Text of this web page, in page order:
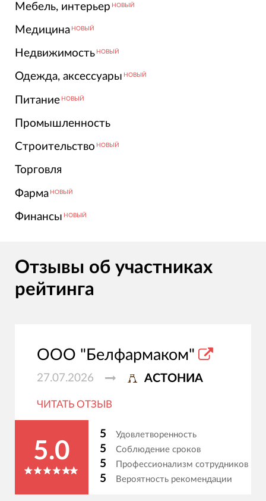
Мебель, интерьер НОВЫЙ
Медицина НОВЫЙ
Недвижимость НОВЫЙ
Одежда, аксессуары НОВЫЙ
Питание НОВЫЙ
Промышленность
Строительство НОВЫЙ
Торговля
Фарма НОВЫЙ
Финансы НОВЫЙ
Отзывы об участниках
рейтинга
ООО "Белфармаком"
27.07.2026 АСТОНИА
ЧИТАТЬ ОТЗЫВ
5.0
5 Удовлетворенность
5 Соблюдение сроков
5 Профессионализм сотрудников
5 Вероятность рекомендации